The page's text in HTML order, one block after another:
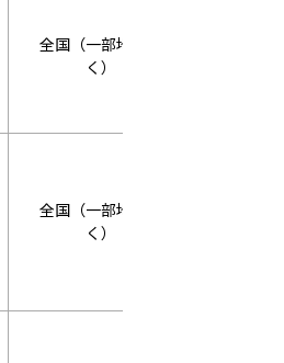
全国（一部地域除
く）
全国（一部地域除
く）